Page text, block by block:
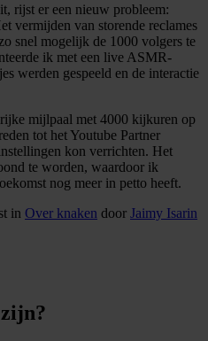
rijst er een nieuw probleem:
vermijden van storende reclames
snel mogelijk de 1000 volgers te
ik met een live ASMR-
werden gespeeld en de interactie
mijlpaal met 4000 kijkuren op
tot het Youtube Partner
kon verrichten. Het
te worden, waardoor ik
nog meer in petto heeft.
in Over knaken door Jaimy Isarin